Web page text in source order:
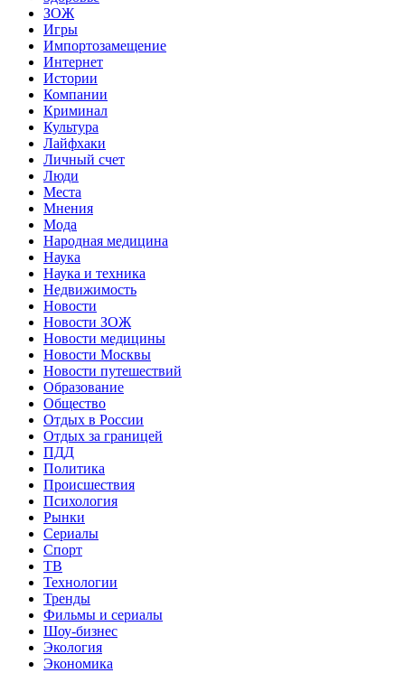
ЗОЖ
Игры
Импортозамещение
Интернет
Истории
Компании
Криминал
Культура
Лайфхаки
Личный счет
Люди
Места
Мнения
Мода
Народная медицина
Наука
Наука и техника
Недвижимость
Новости
Новости ЗОЖ
Новости медицины
Новости Москвы
Новости путешествий
Образование
Общество
Отдых в России
Отдых за границей
ПДД
Политика
Происшествия
Психология
Рынки
Сериалы
Спорт
ТВ
Технологии
Тренды
Фильмы и сериалы
Шоу-бизнес
Экология
Экономика